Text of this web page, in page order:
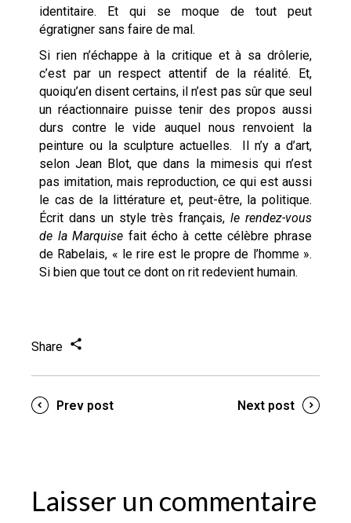
identitaire. Et qui se moque de tout peut
égratigner sans faire de mal.
Si rien n’échappe à la critique et à sa drôlerie,
c’est par un respect attentif de la réalité. Et,
quoiqu’en disent certains, il n’est pas sûr que seul
un réactionnaire puisse tenir des propos aussi
durs contre le vide auquel nous renvoient la
peinture ou la sculpture actuelles. Il n’y a d’art,
selon Jean Blot, que dans la mimesis qui n’est
pas imitation, mais reproduction, ce qui est aussi
le cas de la littérature et, peut-être, la politique.
Écrit dans un style très français, le rendez-vous
de la Marquise fait écho à cette célèbre phrase
de Rabelais, « le rire est le propre de l’homme ».
Si bien que tout ce dont on rit redevient humain.
Share
Prev post Next post
Laisser un commentaire